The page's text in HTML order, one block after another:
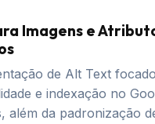
Imagens e
de Alt Text
e indexação no
além da padronização